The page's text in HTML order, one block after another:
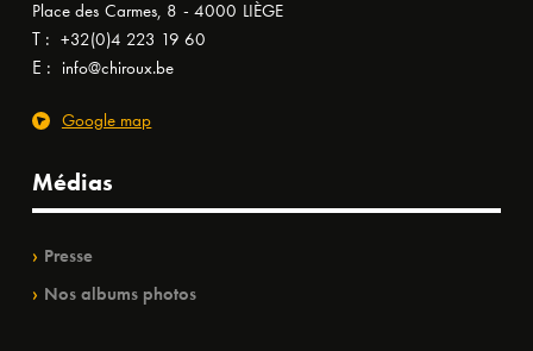
Place des Carmes, 8 - 4000 LIÈGE
T : +32(0)4 223 19 60
E : info@chiroux.be
Google map
Médias
Presse
Nos albums photos